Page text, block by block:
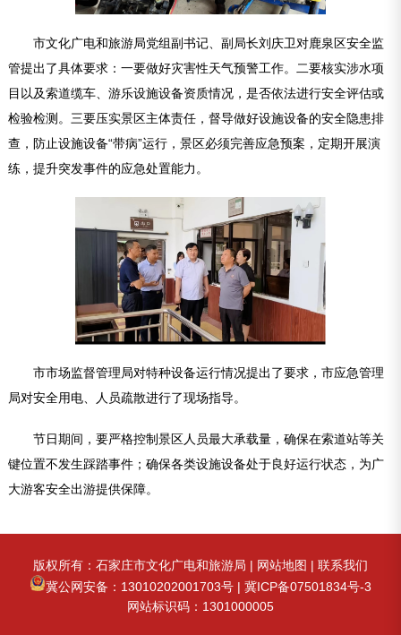
市文化广电和旅游局党组副书记、副局长刘庆卫对鹿泉区安全监
管提出了具体要求：一要做好灾害性天气预警工作。二要核实涉水项
目以及索道缆车、游乐设施设备资质情况，是否依法进行安全评估或
检验检测。三要压实景区主体责任，督导做好设施设备的安全隐患排
查，防止设施设备“带病”运行，景区必须完善应急预案，定期开展演
练，提升突发事件的应急处置能力。
市市场监督管理局对特种设备运行情况提出了要求，市应急管理
局对安全用电、人员疏散进行了现场指导。
节日期间，要严格控制景区人员最大承载量，确保在索道站等关
键位置不发生踩踏事件；确保各类设施设备处于良好运行状态，为广
大游客安全出游提供保障。
版权所有：石家庄市文化广电和旅游局 | 网站地图 | 联系我们
冀公网安备：13010202001703号| 冀ICP备07501834号-3
网站标识码：1301000005